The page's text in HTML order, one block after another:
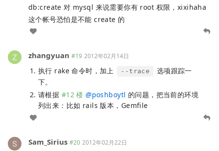
db:create 对 mysql 来说需要你有 root 权限，xixihaha
这个帐号恐怕是不能 create 的
zhangyuan #19 2012年02月14日
执行 rake 命令时，加上 --trace
选项跟踪一
下。
请根据 #12 楼 @poshboytl 的问题，把当前的环境
列出来：比如 rails 版本，Gemfile
Sam_Sirius #20 2012年02月22日